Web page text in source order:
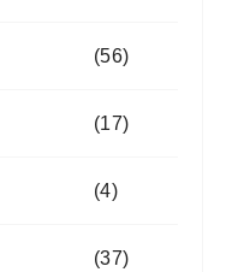
(56)
(17)
(4)
(37)